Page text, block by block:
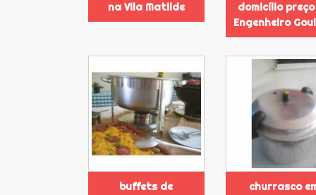
na Vila Matilde
domicílio
Engenheiro
buffets de
churrasco